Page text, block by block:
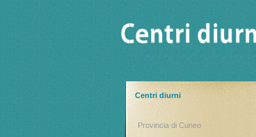
Centri diurni
Provincia di Cuneo